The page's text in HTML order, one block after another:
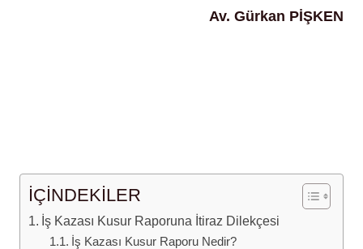
Av. Gürkan PİŞKEN
İÇİNDEKİLER
İş Kazası Kusur Raporuna İtiraz Dilekçesi
İş Kazası Kusur Raporu Nedir?